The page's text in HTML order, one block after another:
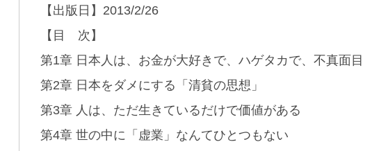
【出版日】2013/2/26
【目 次】
第1章 日本人は、お金が大好きで、ハゲタカで、不真面目
第2章 日本をダメにする「清貧の思想」
第3章 人は、ただ生きているだけで価値がある
第4章 世の中に「虚業」なんてひとつもない